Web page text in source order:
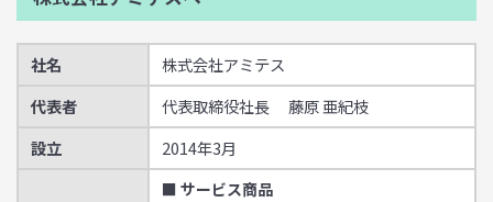
社名
株式会社アミテス
代表者
代表取締役社長 藤原 亜紀枝
設立
2014年3月
■ サービス商品